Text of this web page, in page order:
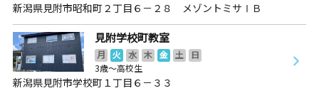
新潟県見附市昭和町２丁目６－２８ メゾントミサⅠＢ
見附学校町教室
月 火 水 木 金 土
日
3歳～高校生
新潟県見附市学校町１丁目６－３３